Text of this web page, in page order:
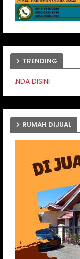
TRENDING
RUMAH DIJUAL